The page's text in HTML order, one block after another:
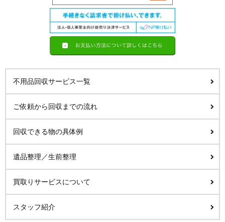
不用品回収サービス一覧
ご依頼から回収までの流れ
回収できる物の具体例
遺品整理／生前整理
買取りサービスについて
スタッフ紹介